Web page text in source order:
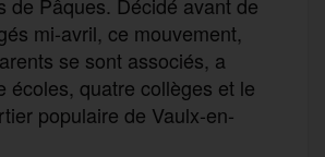
mi-avril, ce mouvement,
se sont associés, a
écoles, quatre collèges et le
populaire de Vaulx-en-